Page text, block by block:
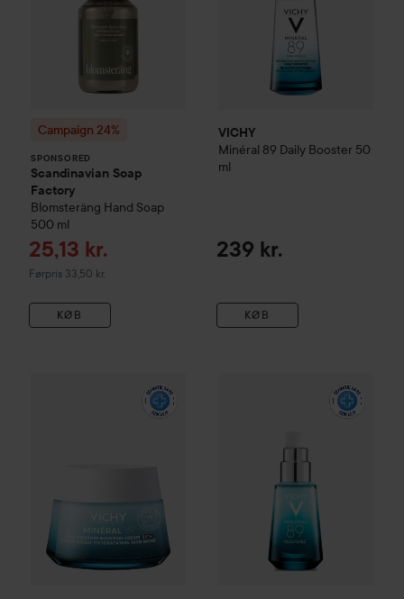
Campaign 24%
SPONSORED
Scandinavian Soap
Factory
Blomsteräng Hand Soap
500 ml
Tilbudspris
25,13 kr.
Førpris 33,50 kr.
Ordinarie pris 33,50 kr.
KØB
VICHY
Minéral 89 Daily Booster 50
ml
239 kr.
KØB
100H Moisture Boosting Cream,Eyes15 ml